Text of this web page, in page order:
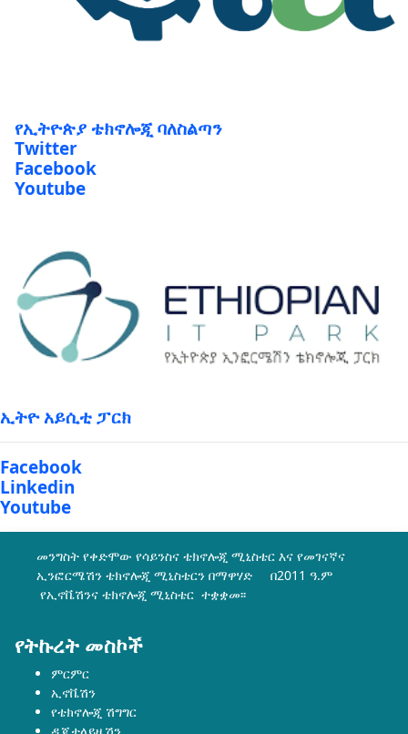
የኢትዮጵያ ቴክኖሎጂ ባለስልጣን
Twitter
Facebook
Youtube
ኢትዮ አይሲቲ ፓርክ
Facebook
Linkedin
Youtube
መንግስት የቀድሞው የሳይንስና ቴክኖሎጂ ሚኒስቴር እና የመገናኛና
ኢንፎርሜሽን ቴክኖሎጂ ሚኒስቴርን በማዋሃድ በ2011 ዓ.ም
የኢኖቬሽንና ቴክኖሎጂ ሚኒስቴር ተቋቋመ፡፡
የትኩረት መስኮች
ምርምር
ኢኖቬሽን
የቴክኖሎጂ ሽግግር